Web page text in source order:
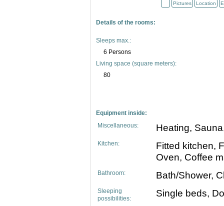
Pictures Location
Details of the rooms:
Sleeps max.:
6 Persons
Living space (square meters):
80
Equipment inside:
Miscellaneous:
Heating,
Kitchen:
Fitted kitchen,
Oven, Coffee
Bathroom: Bath/Shower,
Sleeping
possibilities:
Single beds,